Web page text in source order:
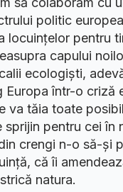
politic
locuințelor pentru
capului
ecologiști,
Europa într-o criză
va tăia toate
sprijin pentru cei în
crengi n-o să-și
că îi
natura.